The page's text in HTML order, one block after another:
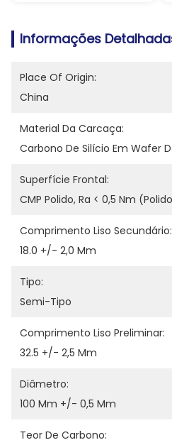
Informações
Place Of Origin:
China
Material Da Carcaça:
Carbono De Silício Em Wafer
Superfície Frontal:
CMP Polido, Ra < 0,5 Nm
Comprimento Liso Secundário:
18.0 +/- 2,0 Mm
Tipo:
Semi-Tipo
Comprimento Liso Preliminar:
32.5 +/- 2,5 Mm
Diâmetro:
100 Mm +/- 0,5 Mm
Teor De Carbono: